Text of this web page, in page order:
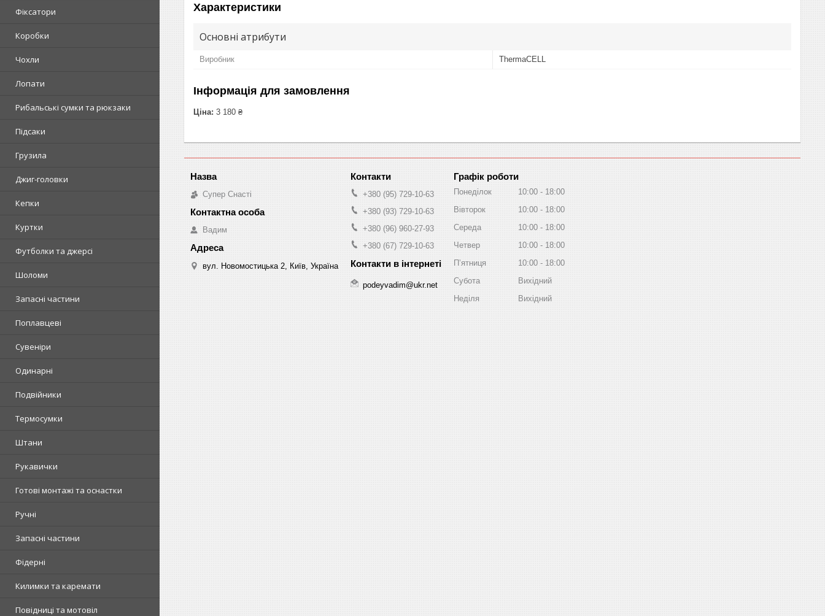
Фіксатори
Коробки
Чохли
Лопати
Рибальські сумки та рюкзаки
Підсаки
Грузила
Джиг-головки
Кепки
Куртки
Футболки та джерсі
Шоломи
Запасні частини
Поплавцеві
Сувеніри
Одинарні
Подвійники
Термосумки
Штани
Рукавички
Готові монтажі та оснастки
Ручні
Запасні частини
Фідерні
Килимки та каремати
Повідниці та мотовіл
Характеристики
Основні атрибути
Виробник ThermaCELL
Інформація для замовлення
Ціна: 3 180 ₴
Супер Снасті
Вадим
вул. Новомостицька 2, Київ, Україна
+380 (95) 729-10-63
+380 (93) 729-10-63
+380 (96) 960-27-93
+380 (67) 729-10-63
podeyvadim@ukr.net
Графік роботи
Понеділок 10:00
18:00
Вівторок
10:00
18:00
Середа
10:00
18:00
Четвер
10:00
18:00
Пʼятниця
10:00
18:00
Субота
Вихідний
Неділя
Вихідний